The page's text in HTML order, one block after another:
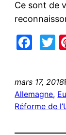
Ce sont de
mars 17, 2018
Allemagne,
Réforme de